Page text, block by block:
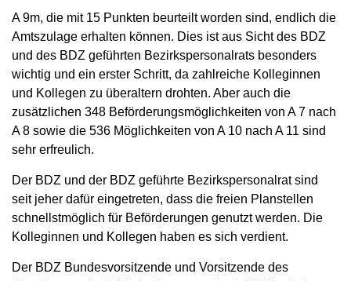
A 9m, die mit 15 Punkten beurteilt worden sind, endlich die
Amtszulage erhalten können. Dies ist aus Sicht des BDZ
und des BDZ geführten Bezirkspersonalrats besonders
wichtig und ein erster Schritt, da zahlreiche Kolleginnen
und Kollegen zu überaltern drohten. Aber auch die
zusätzlichen 348 Beförderungsmöglichkeiten von A 7 nach
A 8 sowie die 536 Möglichkeiten von A 10 nach A 11 sind
sehr erfreulich.
Der BDZ und der BDZ geführte Bezirkspersonalrat sind
seit jeher dafür eingetreten, dass die freien Planstellen
schnellstmöglich für Beförderungen genutzt werden. Die
Kolleginnen und Kollegen haben es sich verdient.
Der BDZ Bundesvorsitzende und Vorsitzende des